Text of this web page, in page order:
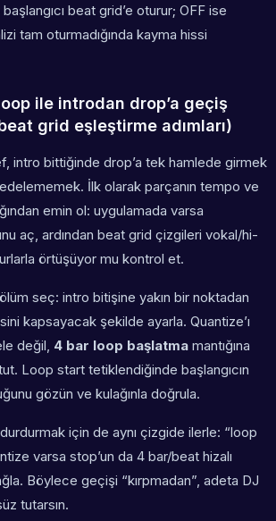
beat grid’e oturur; OFF ise
tam oturmadığında kayma hissi
ile introdan drop’a geçiş
grid eşleştirme adımları)
intro bittiğinde drop’a tek hamlede girmek
İlk olarak parçanın tempo ve
emin ol: uygulamada varsa
aç, ardından beat grid çizgileri vokal/hi-
örtüşüyor mu kontrol et.
seç: intro bitişine yakın bir noktadan
kapsayacak şekilde ayarla. Quantize’ı
değil, 4 bar loop başlatma mantığına
Loop start tetiklendiğinde başlangıcın
gözün ve kulağınla doğrula.
durdurmak için de aynı çizgide ilerle: “loop
varsa stop’un da 4 bar/beat hizalı
Böylece geçişi “kırpmadan”, adeta DJ
tutarsın.